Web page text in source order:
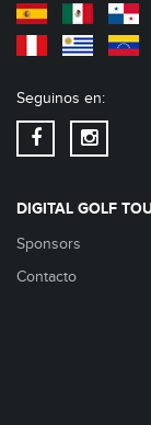
Seguinos en:
DIGITAL GOLF
Sponsors
Contacto